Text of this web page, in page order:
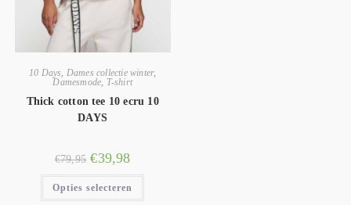
10 Days Dames collectie winter,
Damesmode T-shirt
Thick cotton tee 10 ecru 10
DAYS
€79,95 €39,98
Opties selecteren